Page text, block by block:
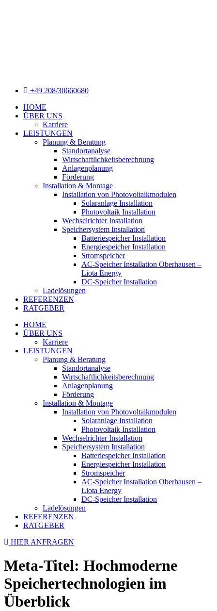
+49 208/30660680
HOME
ÜBER UNS
Karriere
LEISTUNGEN
Planung & Beratung
Standortanalyse
Wirtschaftlichkeitsberechnung
Anlagenplanung
Förderung
Installation & Montage
Installation von Photovoltaikmodulen
Solaranlage Installation
Photovoltaik Installation
Wechselrichter Installation
Speichersystem Installation
Batteriespeicher Installation
Energiespeicher Installation
Stromspeicher
AC-Speicher Installation Oberhausen –
Liota Energy
DC-Speicher Installation
Ladelösungen
REFERENZEN
RATGEBER
HOME
ÜBER UNS
Karriere
LEISTUNGEN
Planung & Beratung
Standortanalyse
Wirtschaftlichkeitsberechnung
Anlagenplanung
Förderung
Installation & Montage
Installation von Photovoltaikmodulen
Solaranlage Installation
Photovoltaik Installation
Wechselrichter Installation
Speichersystem Installation
Batteriespeicher Installation
Energiespeicher Installation
Stromspeicher
AC-Speicher Installation Oberhausen –
Liota Energy
DC-Speicher Installation
Ladelösungen
REFERENZEN
RATGEBER
HIER ANFRAGEN
Meta-Titel: Hochmoderne
Speichertechnologien im
Überblick